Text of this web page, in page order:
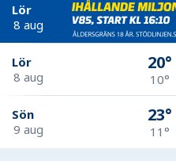
Lör
8 aug
Lör
8 aug
20°
10°
Sön
9 aug
23°
11°